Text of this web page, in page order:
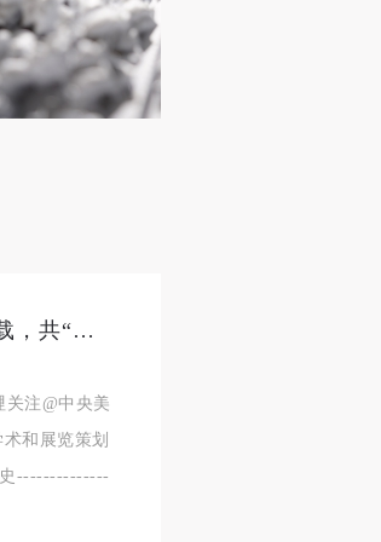
准备好了么？10月26日，一起回望央美雕塑九十载，共“塑”未来！
注@中央美
和展览策划
史--------------